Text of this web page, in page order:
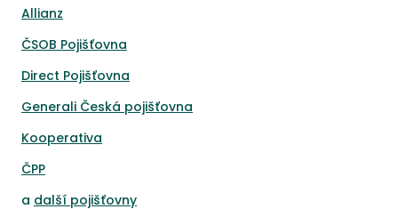
Allianz
ČSOB Pojišťovna
Direct Pojišťovna
Generali Česká pojišťovna
Kooperativa
ČPP
a další pojišťovny